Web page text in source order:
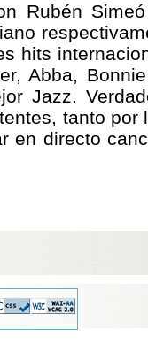
Rubén
hits
Abba,
Jazz.
tanto
en directo